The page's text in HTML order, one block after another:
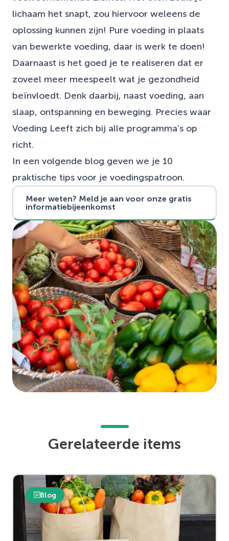
lichaam het snapt, zou hiervoor weleens de
oplossing kunnen zijn! Pure voeding in plaats
van bewerkte voeding, daar is werk te doen!
Daarnaast is het goed je te realiseren dat er
zoveel meer meespeelt wat je gezondheid
beïnvloedt. Denk daarbij, naast voeding, aan
slaap, ontspanning en beweging. Precies waar
Voeding Leeft zich bij alle programma’s op
richt.
In een volgende blog geven we je 10
praktische tips voor je voedingspatroon.
Meer weten? Meld je aan voor onze gratis
informatiebijeenkomst
Gerelateerde items
Blog